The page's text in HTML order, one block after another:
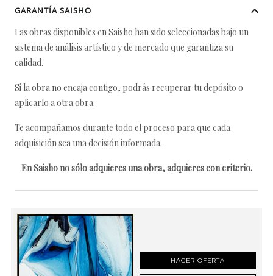
GARANTÍA SAISHO
Las obras disponibles en Saisho han sido seleccionadas bajo un
sistema de análisis artístico y de mercado que garantiza su
calidad.
Si la obra no encaja contigo, podrás recuperar tu depósito o
aplicarlo a otra obra.
Te acompañamos durante todo el proceso para que cada
adquisición sea una decisión informada.
En Saisho no sólo adquieres una obra, adquieres con criterio.
HACER OFERTA